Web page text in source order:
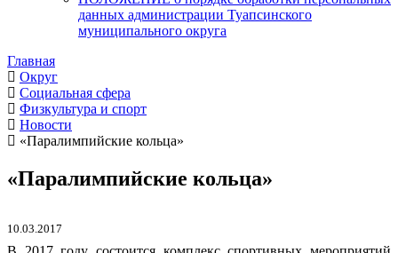
данных администрации Туапсинского
муниципального округа
Главная
Округ
Социальная сфера
Физкультура и спорт
Новости
«Паралимпийские кольца»
«Паралимпийские кольца»
10.03.2017